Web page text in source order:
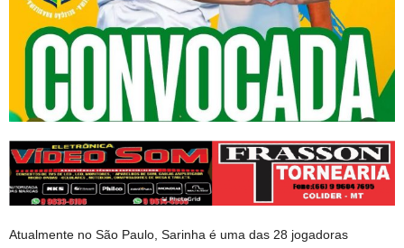
Atualmente no São Paulo, Sarinha é uma das 28 jogadoras